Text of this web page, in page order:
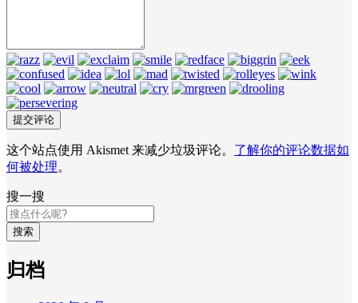
这个站点使用 Akismet 来减少垃圾评论。 了解你的评论数据如
何被处理。
搜一搜
搜索
归档